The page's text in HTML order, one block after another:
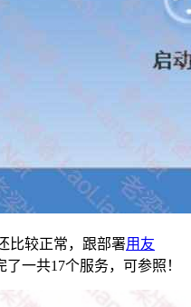
比较正常，跟部署用友
一共17个服务，可参照！